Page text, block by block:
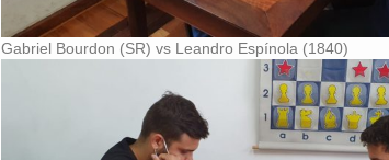
Gabriel Bourdon (SR) vs Leandro Espínola (1840)